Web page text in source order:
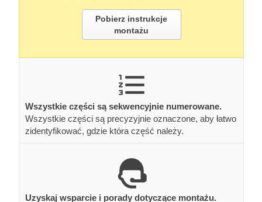
Pobierz instrukcje
montażu
Wszystkie części są sekwencyjnie numerowane.
Wszystkie części są precyzyjnie oznaczone, aby łatwo
zidentyfikować, gdzie która część należy.
Uzyskaj wsparcie i porady dotyczące montażu.